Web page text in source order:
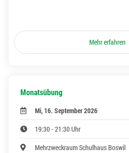
Mehr erfahren
Monatsübung
Mi, 16. September 2026
19:30 - 21:30 Uhr
Mehrzweckraum Schulhaus Boswil